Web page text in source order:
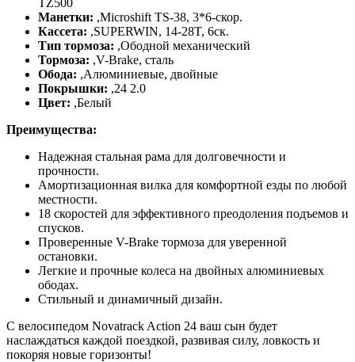
Манетки: ,Microshift TS-38, 3*6-скор.
Кассета: ,SUPERWIN, 14-28T, 6ск.
Тип тормоза: ,Ободной механический
Тормоза: ,V-Brake, сталь
Обода: ,Алюминиевые, двойные
Покрышки: ,24 2.0
Цвет: ,Белый
Преимущества:
Надежная стальная рама для долговечности и
прочности.
Амортизационная вилка для комфортной езды по любой
местности.
18 скоростей для эффективного преодоления подъемов и
спусков.
Проверенные V-Brake тормоза для уверенной
остановки.
Легкие и прочные колеса на двойных алюминиевых
ободах.
Стильный и динамичный дизайн.
С велосипедом Novatrack Action 24 ваш сын будет
наслаждаться каждой поездкой, развивая силу, ловкость и
покоряя новые горизонты!